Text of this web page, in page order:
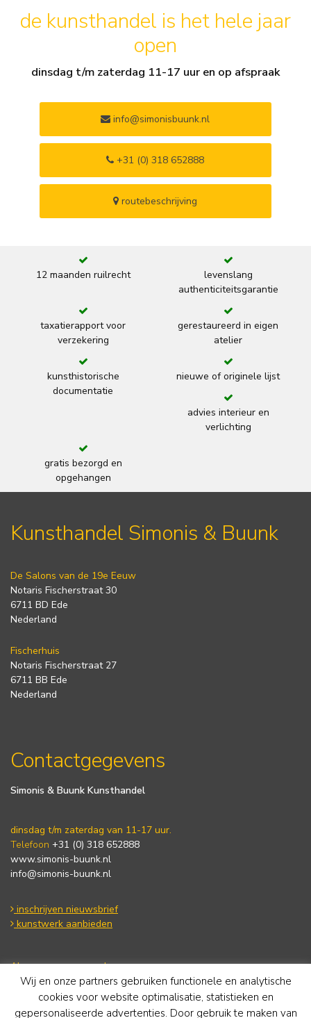
de kunsthandel is het hele jaar
open
dinsdag t/m zaterdag 11-17 uur en op afspraak
info@simonisbuunk.nl
+31 (0) 318 652888
routebeschrijving
12 maanden ruilrecht
levenslang
authenticiteitsgarantie
taxatierapport voor
verzekering
gerestaureerd in eigen
atelier
kunsthistorische
documentatie
nieuwe of originele lijst
advies interieur en
verlichting
gratis bezorgd en
opgehangen
Kunsthandel Simonis & Buunk
De Salons van de 19e Eeuw
Notaris Fischerstraat 30
6711 BD Ede
Nederland
Fischerhuis
Notaris Fischerstraat 27
6711 BB Ede
Nederland
Contactgegevens
Simonis & Buunk Kunsthandel
dinsdag t/m zaterdag van 11-17 uur.
Telefoon +31 (0) 318 652888
www.simonis-buunk.nl
info@simonis-buunk.nl
inschrijven nieuwsbrief
kunstwerk aanbieden
Algemene voorwaarden
Privacy statement
Cookie Policy
Disclaimer
Wij en onze partners gebruiken functionele en analytische
cookies voor website optimalisatie, statistieken en
gepersonaliseerde advertenties. Door gebruik te maken van